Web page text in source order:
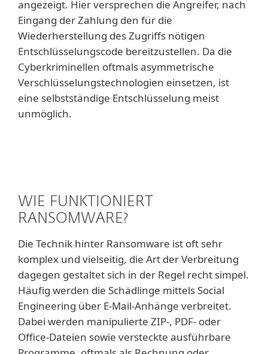
angezeigt. Hier versprechen die Angreifer, nach
Eingang der Zahlung den für die
Wiederherstellung des Zugriffs nötigen
Entschlüsselungscode bereitzustellen. Da die
Cyberkriminellen oftmals asymmetrische
Verschlüsselungstechnologien einsetzen, ist
eine selbstständige Entschlüsselung meist
unmöglich.
WIE FUNKTIONIERT
RANSOMWARE?
Die Technik hinter Ransomware ist oft sehr
komplex und vielseitig, die Art der Verbreitung
dagegen gestaltet sich in der Regel recht simpel.
Häufig werden die Schädlinge mittels Social
Engineering über E-Mail-Anhänge verbreitet.
Dabei werden manipulierte ZIP-, PDF- oder
Office-Dateien sowie versteckte ausführbare